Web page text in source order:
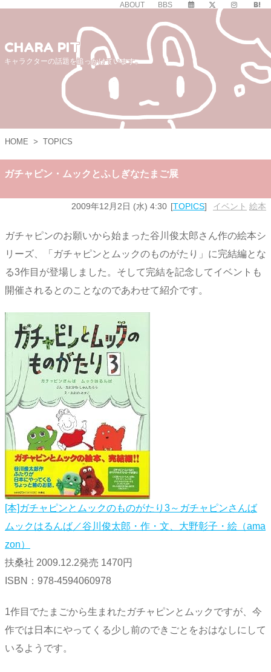
ABOUT BBS
CHARA PIT
キャラクターの話題を追っかけています。
HOME > TOPICS
ガチャピン・ムックとふしぎなたまご展
2009年12月2日 (水) 4:30 TOPICS イベント 絵本
ガチャピンのお願いから始まった谷川俊太郎さん作の絵本シ
リーズ、「ガチャピンとムックのものがたり」に完結編とな
る3作目が登場しました。そして完結を記念してイベントも
開催されるとのことなのであわせて紹介です。
[本]ガチャピンとムックのものがたり3～ガチャピンさんば
ムックはるんば／谷川俊太郎・作・文、大野彰子・絵（ama
zon）
扶桑社 2009.12.2発売 1470円
ISBN：978-4594060978
1作目でたまごから生まれたガチャピンとムックですが、今
作では日本にやってくる少し前のできごとをおはなしにして
いるようです。